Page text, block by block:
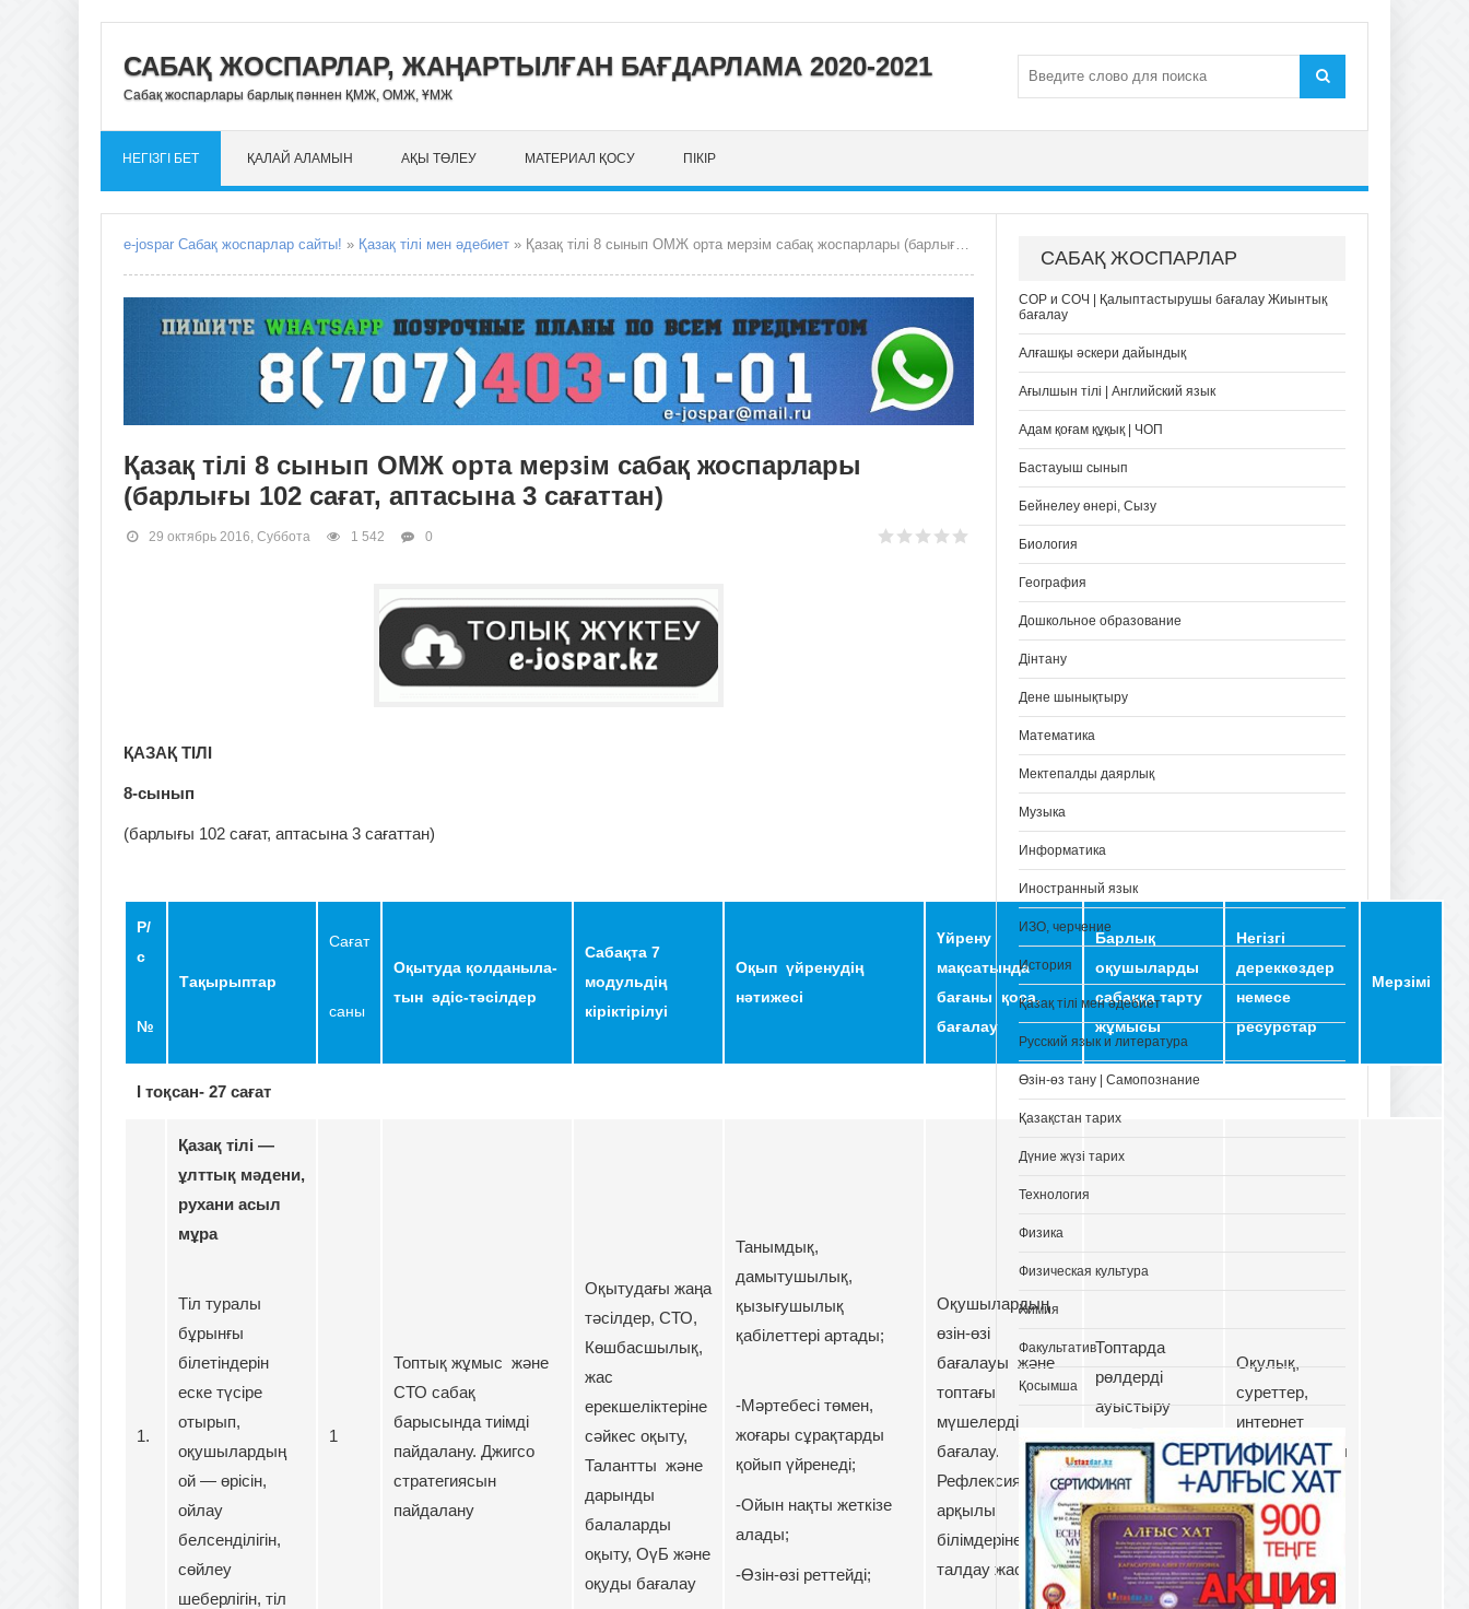
САБАҚ ЖОСПАРЛАР, ЖАҢАРТЫЛҒАН БАҒДАРЛАМА 2020-2021
Сабақ жоспарлары барлық пәннен ҚМЖ, ОМЖ, ҰМЖ
НЕГІЗГІ БЕТ ҚАЛАЙ АЛАМЫН АҚЫ ТӨЛЕУ МАТЕРИАЛ ҚОСУ ПІКІР
e-jospar Сабақ жоспарлар сайты! » Қазақ тілі мен әдебиет » Қазақ тілі 8 сынып ОМЖ орта мерзім сабақ жоспарлары (барлығы 102 сағат, аптасына 3 сағаттан)
Қазақ тілі 8 сынып ОМЖ орта мерзім сабақ жоспарлары
(барлығы 102 сағат, аптасына 3 сағаттан)
29 октябрь 2016, Суббота 1 542 0
ҚАЗАҚ ТІЛІ
8-сынып
(барлығы 102 сағат, аптасына 3 сағаттан)
Р/
с
№
Тақырыптар
Сағат
саны
Оқытуда қолданыла-
тын әдіс-тәсілдер
Сабақта 7
модульдің
кіріктірілуі
Оқып үйренудің
нәтижесі
Үйрену
мақсатында
бағаны қоса,
бағалау
Барлық
оқушыларды
сабаққа тарту
жұмысы
Негізгі
дереккөздер
немесе
ресурстар
Мерзімі
І тоқсан- 27 сағат
1.
Қазақ тілі —
ұлттық мәдени,
рухани асыл
мұра
Тіл туралы
бұрынғы
білетіндерін
еске түсіре
отырып,
оқушылардың
ой — өрісін,
ойлау
белсенділігін,
сөйлеу
шеберлігін, тіл
1
Топтық жұмыс және
СТО сабақ
барысында тиімді
пайдалану. Джигсо
стратегиясын
пайдалану
Оқытудағы жаңа
тәсілдер, СТО,
Көшбасшылық,
жас
ерекшеліктеріне
сәйкес оқыту,
Талантты және
дарынды
балаларды
оқыту, ОүБ және
оқуды бағалау
Танымдық,
дамытушылық,
қызығушылық
қабілеттері артады;
-Мәртебесі төмен,
жоғары сұрақтарды
қойып үйренеді;
-Ойын нақты жеткізе
алады;
-Өзін-өзі реттейді;
Оқушылардың
өзін-өзі
бағалауы және
топтағы
мүшелерді
бағалау.
Рефлексия
арқылы
білімдеріне
талдау жасау.
Топтарда
рөлдерді
ауыстыру
деңгейлік
тапсырмалар
арқылы
Оқулық,
суреттер,
интернет
материалдары
және кеспе
қағаздар
САБАҚ ЖОСПАРЛАР
СОР и СОЧ | Қалыптастырушы бағалау Жиынтық
бағалау
Алғашқы әскери дайындық
Ағылшын тілі | Английский язык
Адам қоғам құқық | ЧОП
Бастауыш сынып
Бейнелеу өнері, Сызу
Биология
География
Дошкольное образование
Дінтану
Дене шынықтыру
Математика
Мектепалды даярлық
Музыка
Информатика
Иностранный язык
ИЗО, черчение
История
Қазақ тілі мен әдебиет
Русский язык и литература
Өзін-өз тану | Самопознание
Қазақстан тарих
Дүние жүзі тарих
Технология
Физика
Физическая культура
Химия
Факультатив
Қосымша